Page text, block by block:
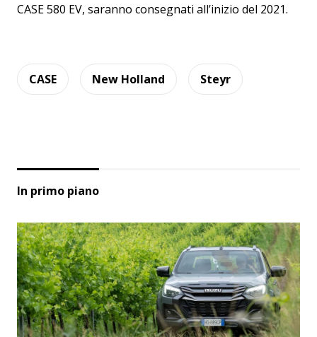
CASE 580 EV, saranno consegnati all’inizio del 2021.
CASE New Holland Steyr
In primo piano